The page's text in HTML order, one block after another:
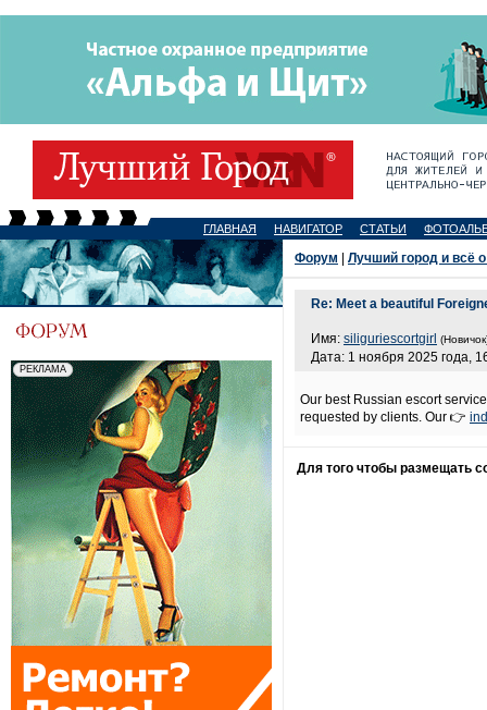
ГЛАВНАЯ НАВИГАТОР СТАТЬИ
Форум Лучший город и всё
Re: Meet a beautiful
Имя: siliguriescortgirl
Дата: 1 ноября 2025 года,
Our best Russian escort
requested by clients. Our 👉
Для того чтобы размещать